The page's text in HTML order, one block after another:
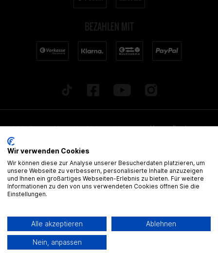
BEZAHLEN MIT
* Alle Preise inkl. gesetzl. Mehrwertsteuer zzgl.Versandkostenund
angegebenen Lieferzeiten beziehen sich auf Deutschland!
Alle Artikel sind, wenn nicht anders gekennzeichnet, ohne
gültige Zulassung
® Alle Markennamen, Warenzeichen und eingetragenen Warenzeichen
sind Eigentum Ihrer rechtmässigen Eigentümer und dienen hier nur der
Beschreibung.
Wir verwenden Cookies
Wir können diese zur Analyse unserer Besucherdaten platzieren, um
unsere Webseite zu verbessern, personalisierte Inhalte anzuzeigen
und Ihnen ein großartiges Webseiten-Erlebnis zu bieten. Für weitere
Informationen zu den von uns verwendeten Cookies öffnen Sie die
Einstellungen.
Alle akzeptieren Ablehnen
Nein, anpassen